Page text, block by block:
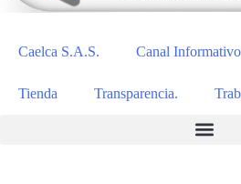
Caelca S.A.S. Canal Informativo
Tienda Transparencia.